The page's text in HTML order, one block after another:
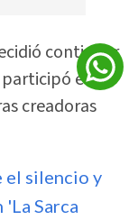
continuar
en
creadoras
el silencio y
Sarca